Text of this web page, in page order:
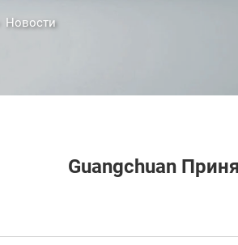
Новости
Guangchuan